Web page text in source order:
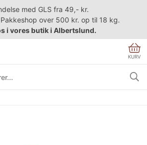
med GLS fra 49,- kr.
over 500 kr. op til 18 kg.
i vores butik i Albertslund.
KURV